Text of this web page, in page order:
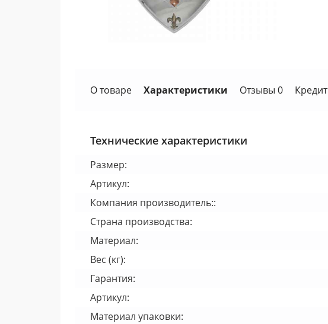
О товаре Характеристики Отзывы 0 Кредит
Технические характеристики
Размер:
Артикул:
Компания производитель::
Страна производства:
Материал:
Вес (кг):
Гарантия:
Артикул:
Материал упаковки: